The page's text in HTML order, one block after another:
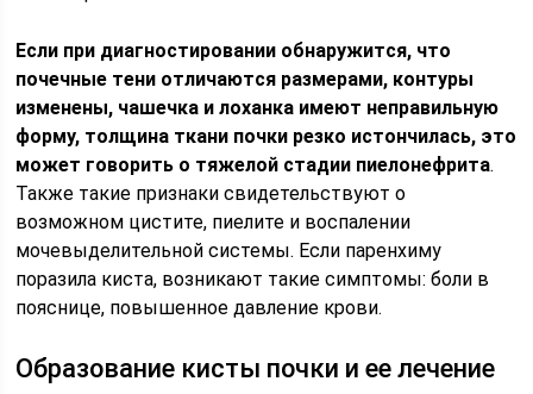
Если при диагностировании обнаружится, что
почечные тени отличаются размерами, контуры
изменены, чашечка и лоханка имеют неправильную
форму, толщина ткани почки резко истончилась, это
может говорить о тяжелой стадии пиелонефрита.
Также такие признаки свидетельствуют о
возможном цистите, пиелите и воспалении
мочевыделительной системы. Если паренхиму
поразила киста, возникают такие симптомы: боли в
пояснице, повышенное давление крови.
Образование кисты почки и ее лечение